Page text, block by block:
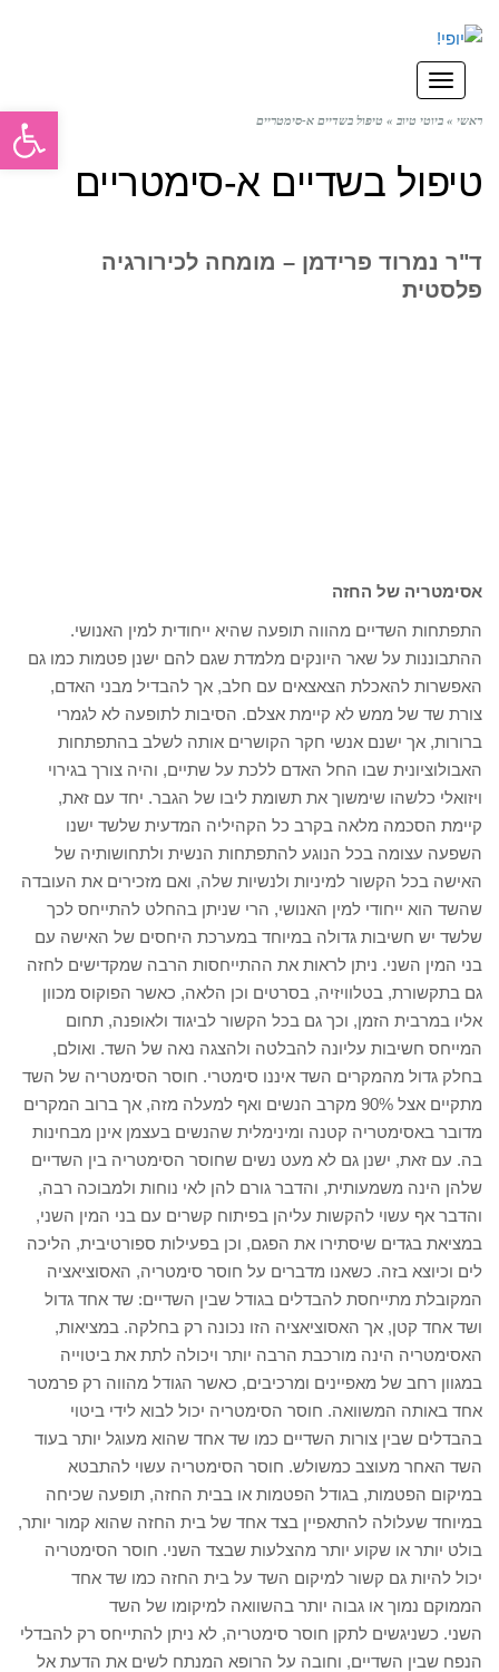
תפריט
ראשי » ביוטי טיוב » טיפול בשדיים א-סימטריים
טיפול בשדיים א-סימטריים
ד"ר נמרוד פרידמן – מומחה לכירורגיה
פלסטית
אסימטריה של החזה
התפתחות השדיים מהווה תופעה שהיא ייחודית למין האנושי.
ההתבוננות על שאר היונקים מלמדת שגם להם ישנן פטמות כמו גם
האפשרות להאכלת הצאצאים עם חלב, אך להבדיל מבני האדם,
צורת שד של ממש לא קיימת אצלם. הסיבות לתופעה לא לגמרי
ברורות, אך ישנם אנשי חקר הקושרים אותה לשלב בהתפתחות
האבולוציונית שבו החל האדם ללכת על שתיים, והיה צורך בגירוי
ויזואלי כלשהו שימשוך את תשומת ליבו של הגבר. יחד עם זאת,
קיימת הסכמה מלאה בקרב כל הקהיליה המדעית שלשד ישנו
השפעה עצומה בכל הנוגע להתפתחות הנשית ולתחושותיה של
האישה בכל הקשור למיניות ולנשיות שלה, ואם מזכירים את העובדה
שהשד הוא ייחודי למין האנושי, הרי שניתן בהחלט להתייחס לכך
שלשד יש חשיבות גדולה במיוחד במערכת היחסים של האישה עם
בני המין השני. ניתן לראות את ההתייחסות הרבה שמקדישים לחזה
גם בתקשורת, בטלוויזיה, בסרטים וכן הלאה, כאשר הפוקוס מכוון
אליו במרבית הזמן, וכך גם בכל הקשור לביגוד ולאופנה, תחום
המייחס חשיבות עליונה להבלטה ולהצגה נאה של השד. ואולם,
בחלק גדול מהמקרים השד איננו סימטרי. חוסר הסימטריה של השד
מתקיים אצל 90% מקרב הנשים ואף למעלה מזה, אך ברוב המקרים
מדובר באסימטריה קטנה ומינימלית שהנשים בעצמן אינן מבחינות
בה. עם זאת, ישנן גם לא מעט נשים שחוסר הסימטריה בין השדיים
שלהן הינה משמעותית, והדבר גורם להן לאי נוחות ולמבוכה רבה,
והדבר אף עשוי להקשות עליהן בפיתוח קשרים עם בני המין השני,
במציאת בגדים שיסתירו את הפגם, וכן בפעילות ספורטיבית, הליכה
לים וכיוצא בזה. כשאנו מדברים על חוסר סימטריה, האסוציאציה
המקובלת מתייחסת להבדלים בגודל שבין השדיים: שד אחד גדול
ושד אחד קטן, אך האסוציאציה הזו נכונה רק בחלקה. במציאות,
האסימטריה הינה מורכבת הרבה יותר ויכולה לתת את ביטוייה
במגוון רחב של מאפיינים ומרכיבים, כאשר הגודל מהווה רק פרמטר
אחד באותה המשוואה. חוסר הסימטריה יכול לבוא לידי ביטוי
בהבדלים שבין צורות השדיים כמו שד אחד שהוא מעוגל יותר בעוד
השד האחר מעוצב כמשולש. חוסר הסימטריה עשוי להתבטא
במיקום הפטמות, בגודל הפטמות או בבית החזה, תופעה שכיחה
במיוחד שעלולה להתאפיין בצד אחד של בית החזה שהוא קמור יותר,
בולט יותר או שקוע יותר מהצלעות שבצד השני. חוסר הסימטריה
יכול להיות גם קשור למיקום השד על בית החזה כמו שד אחד
הממוקם נמוך או גבוה יותר בהשוואה למיקומו של השד
השני. כשניגשים לתקן חוסר סימטריה, לא ניתן להתייחס רק להבדלי
הנפח שבין השדיים, וחובה על הרופא המנתח לשים את הדעת אל
פתח